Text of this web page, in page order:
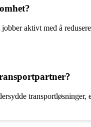
aktivt med å